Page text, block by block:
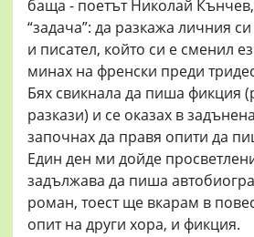
баща - поетът Николай
“задача”: да разкажа личния
и писател, който си е сменил
минах на френски преди
Бях свикнала да пиша фикция
разкази) и се оказах в
започнах да правя опити да
Един ден ми дойде
задължава да пиша
роман, тоест ще вкарам в
опит на други хора, и фикция.